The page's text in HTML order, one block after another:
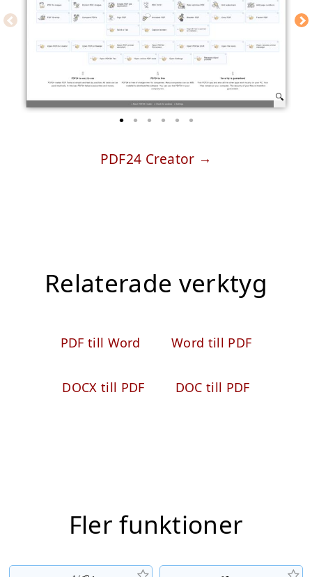
PDF24 Creator
Relaterade verktyg
PDF till Word Word till PDF
DOCX till PDF DOC till PDF
Fler funktioner